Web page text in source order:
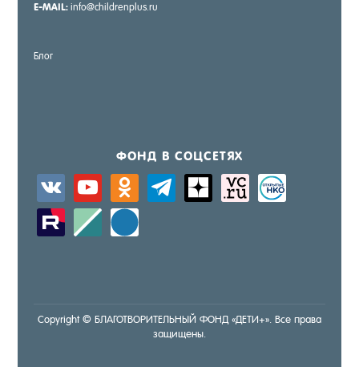
E-MAIL: info@childrenplus.ru
Блог
ФОНД В СОЦ­СЕ­ТЯХ
vkontakteyoutube odnoklassnikitelegramzen-
sitemap activity
zerply standardwindows
Copyright © БЛА­ГОТ­ВО­РИТЕЛЬ­НЫЙ ФОНД «ДЕ­ТИ+». Все пра­ва
за­щище­ны.